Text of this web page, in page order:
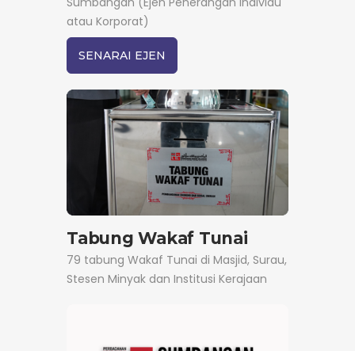
atau Korporat)
SENARAI EJEN
Tabung Wakaf Tunai
79 tabung Wakaf Tunai di Masjid, Surau,
Stesen Minyak dan Institusi Kerajaan